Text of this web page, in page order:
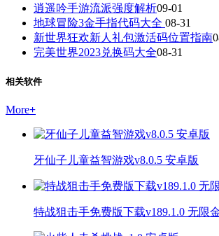
逍遥吟手游流派强度解析09-01
地球冒险3金手指代码大全 08-31
新世界狂欢新人礼包激活码位置指南
完美世界2023兑换码大全08-31
相关软件
More+
牙仙子儿童益智游戏v8.0.5 安卓版
特战狙击手免费版下载v189.1.0 无限